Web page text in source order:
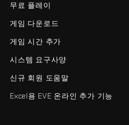
무료 플레이
게임 다운로드
게임 시간 추가
시스템 요구사양
신규 회원 도움말
Excel용 EVE 온라인 추가 기능